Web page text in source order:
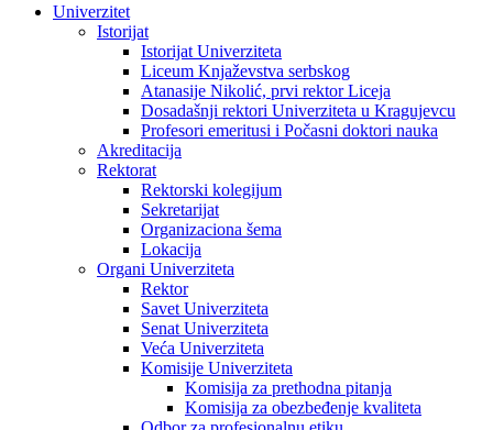
Univerzitet
Istorijat
Istorijat Univerziteta
Liceum Knjaževstva serbskog
Atanasije Nikolić, prvi rektor Liceja
Dosadašnji rektori Univerziteta u Kragujevcu
Profesori emeritusi i Počasni doktori nauka
Akreditacija
Rektorat
Rektorski kolegijum
Sekretarijat
Organizaciona šema
Lokacija
Organi Univerziteta
Rektor
Savet Univerziteta
Senat Univerziteta
Veća Univerziteta
Komisije Univerziteta
Komisija za prethodna pitanja
Komisija za obezbeđenje kvaliteta